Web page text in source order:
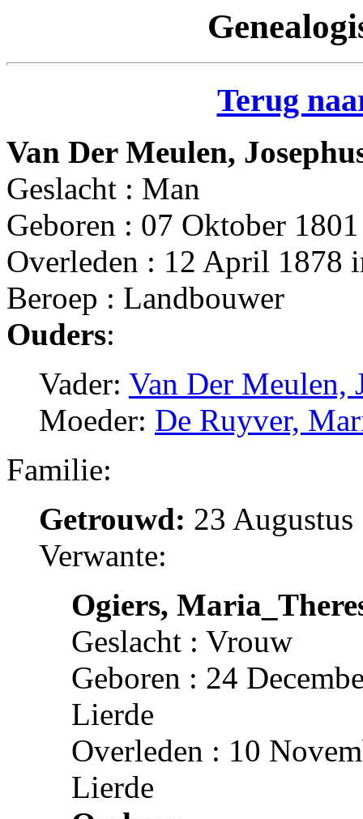
Terug
Van Der Meulen,
Geslacht : Man
Geboren : 07 Oktober
Overleden : 12 April 1878
Beroep : Landbouwer
Ouders:
Vader: Van Der Meulen,
Moeder: De Ruyver,
Familie:
Getrouwd: 23
Verwante:
Ogiers,
Geslacht : Vrouw
Geboren : 24
Lierde
Overleden : 10
Lierde